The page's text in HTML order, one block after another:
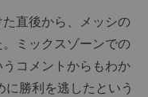
直後から、メッシの
ミックスゾーンでの
うコメントからもわか
勝利を逃したという